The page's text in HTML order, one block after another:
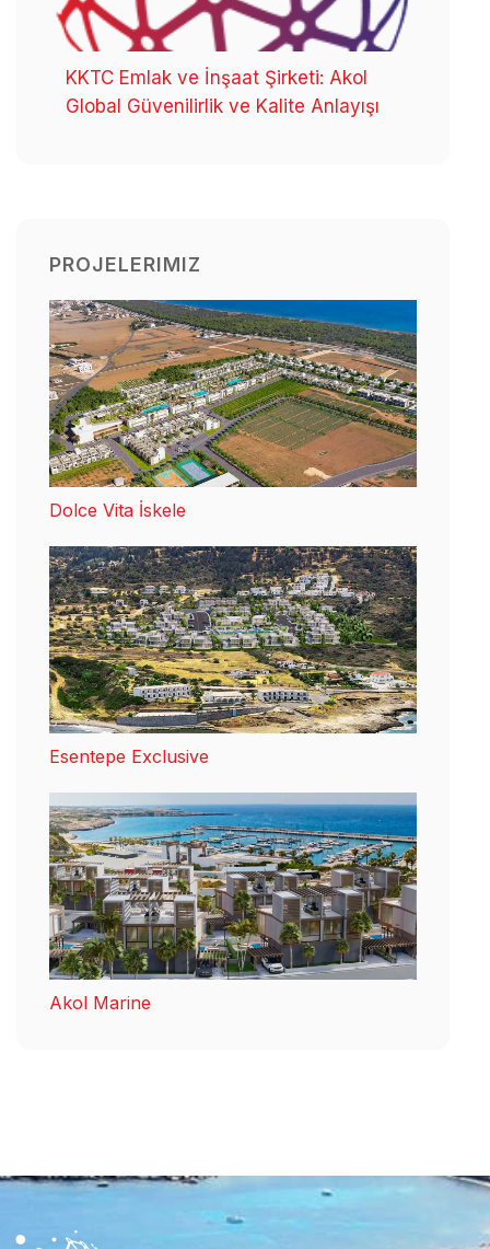
KKTC Emlak ve İnşaat Şirketi: Akol
Global Güvenilirlik ve Kalite Anlayışı
PROJELERIMIZ
Dolce Vita İskele
Esentepe Exclusive
Akol Marine